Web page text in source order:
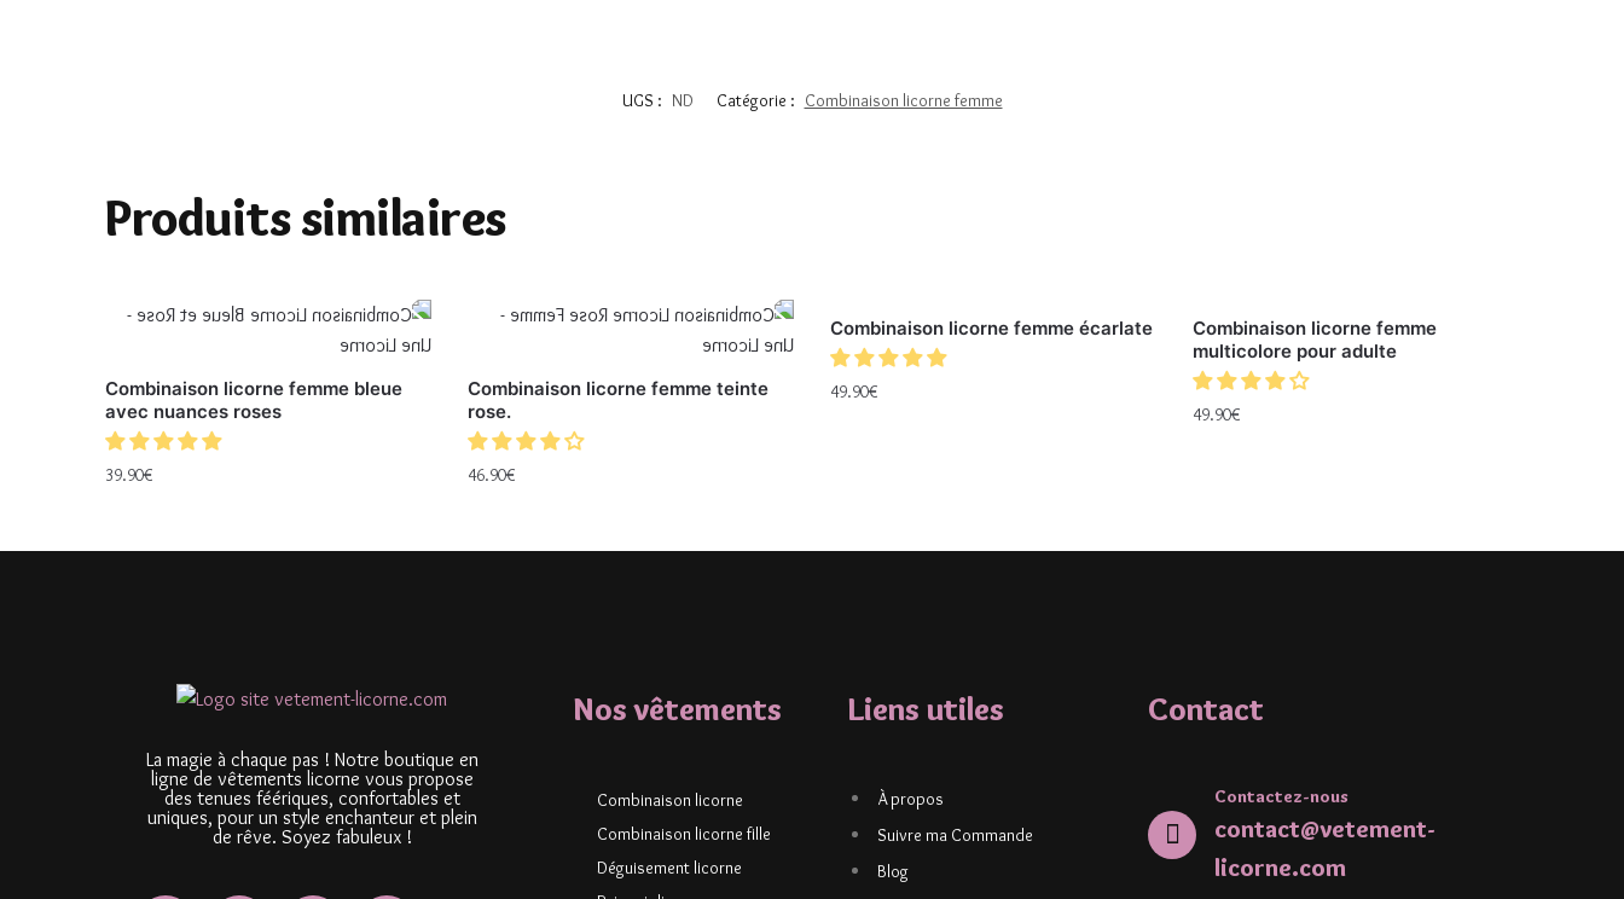
UGS : ND Catégorie : Combinaison licorne femme
Produits similaires
Combinaison licorne femme bleue
avec nuances roses
39.90€
Combinaison licorne femme teinte
rose.
46.90€
Combinaison licorne femme écarlate
49.90€
Combinaison licorne femme
multicolore pour adulte
49.90€
La magie à chaque pas ! Notre boutique en
ligne de vêtements licorne vous propose
des tenues féériques, confortables et
uniques, pour un style enchanteur et plein
de rêve. Soyez fabuleux !
Nos vêtements
Combinaison licorne
Combinaison licorne fille
Déguisement licorne
Liens utiles
À propos
Suivre ma Commande
Blog
Contact
Contactez-nous
contact@vetement-
licorne.com